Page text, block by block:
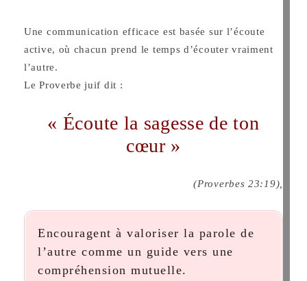
Une communication efficace est basée sur l’écoute
active, où chacun prend le temps d’écouter vraiment
l’autre.
Le Proverbe juif dit :
« Écoute la sagesse de ton
cœur »
(Proverbes 23:19),
Encouragent à valoriser la parole de
l’autre comme un guide vers une
compréhension mutuelle.